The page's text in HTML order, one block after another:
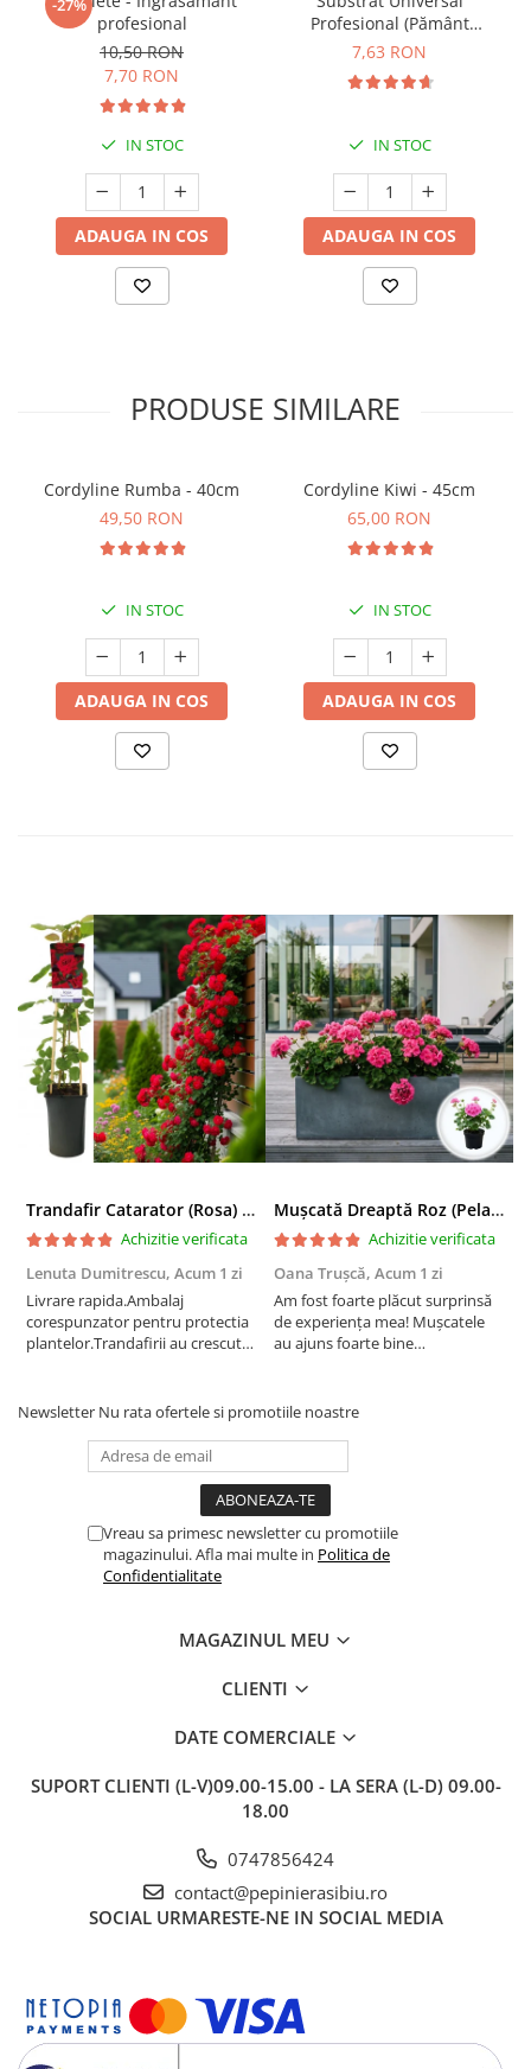
-27%
profesional
10,50 RON
7,70 RON
IN STOC
ADAUGA IN COS
Profesional (Pământ
Premium) - 5 L
7,63 RON
IN STOC
ADAUGA IN COS
PRODUSE SIMILARE
Cordyline Rumba - 40cm
49,50 RON
IN STOC
ADAUGA IN COS
Cordyline Kiwi - 45cm
65,00 RON
IN STOC
ADAUGA IN COS
Trandafir Catarator (Rosa) Red Climber - 75cm
Achizitie verificata
Lenuta Dumitrescu, Acum 1 zi
Livrare rapida.Ambalaj
corespunzator pentru protectia
plantelor.Trandafirii au crescut
Mușcată Dreaptă Roz (Pelargonium Zonale)
Achizitie verificata
Oana Trușcă, Acum 1 zi
Am fost foarte plăcut surprinsă
de experiența mea! Mușcatele
au ajuns foarte bine
transportului. Se vede că au fost
Newsletter Nu rata ofertele si promotiile noastre
Vreau sa primesc newsletter cu promotiile
magazinului. Afla mai multe in Politica de
Confidentialitate
MAGAZINUL MEU
CLIENTI
DATE COMERCIALE
SUPORT CLIENTI (L-V)09.00-15.00 - LA SERA (L-D) 09.00-
18.00
0747856424
contact@pepinierasibiu.ro
SOCIAL URMARESTE-NE IN SOCIAL MEDIA